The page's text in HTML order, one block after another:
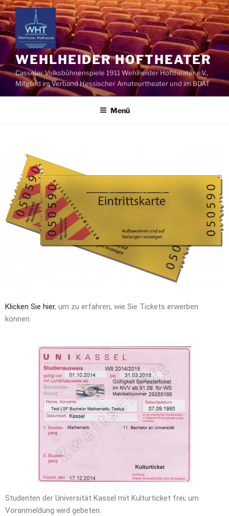
WEHLHEIDER HOFTHEATER
Casseler Volksbühnenspiele 1911 Wehlheider Hoftheater e.V.,
Mitglied im Verband Hessischer Amateurtheater und im BDAT
Menü
Klicken Sie hier, um zu erfahren, wie Sie Tickets erwerben
können.
Studenten der Universität Kassel mit Kulturticket frei; um
Voranmeldung wird gebeten.